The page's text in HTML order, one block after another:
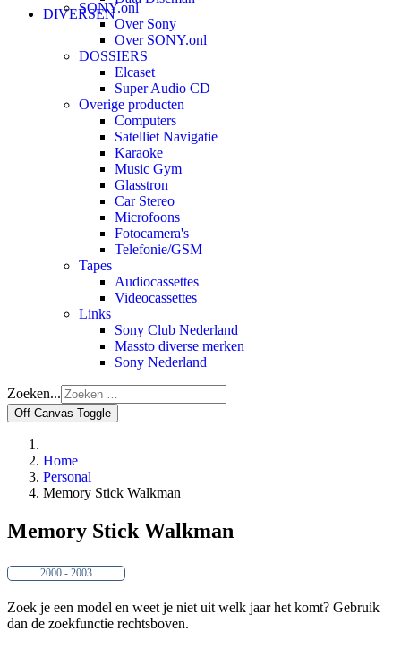
DIVERSEN
SONY.onl
Over Sony
Over SONY.onl
DOSSIERS
Elcaset
Super Audio CD
Overige producten
Computers
Satelliet Navigatie
Karaoke
Music Gym
Glasstron
Car Stereo
Microfoons
Fotocamera's
Telefonie/GSM
Tapes
Audiocassettes
Videocassettes
Links
Sony Club Nederland
Massto diverse merken
Sony Nederland
Zoeken...
Off-Canvas Toggle
Home
Personal
Memory Stick Walkman
Memory Stick Walkman
2000 - 2003
Zoek je een model en weet je niet uit welk jaar het komt? Gebruik
dan de zoekfunctie rechtsboven.